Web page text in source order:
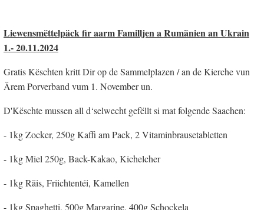
Liewensmëttelpäck fir aarm Familljen a Rumänien an Ukrain
1.- 20.11.2024
Gratis Këschten kritt Dir op de Sammelplazen / an de Kierche vun
Ärem Porverband vum 1. November un.
D'Këschte mussen all d‘selwecht gefëllt si mat folgende Saachen:
- 1kg Zocker, 250g Kaffi am Pack, 2 Vitaminbrausetabletten
- 1kg Miel 250g, Back-Kakao, Kichelcher
- 1kg Räis, Friichtentéi, Kamellen
- 1kg Spaghetti, 500g Margarine, 400g Schockela